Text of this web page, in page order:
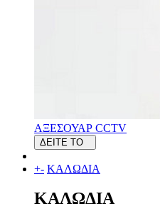
ΑΞΕΣΟΥΑΡ CCTV
ΔΕΙΤΕ ΤΟ
+- ΚΑΛΩΔΙΑ
ΚΑΛΩΔΙΑ